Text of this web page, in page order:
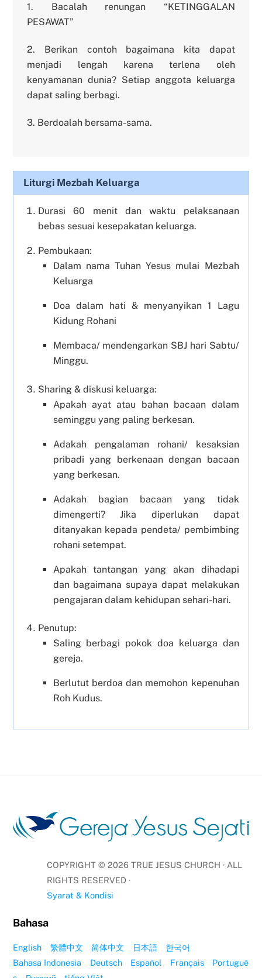
1.⁠ ⁠Bacalah renungan “KETINGGALAN
PESAWAT”
2.⁠ ⁠Berikan contoh bagaimana kita dapat
menjadi lengah karena terlena oleh
kenyamanan dunia? Setiap anggota keluarga
dapat saling berbagi.
3.⁠ ⁠Berdoalah bersama-sama.
Liturgi Mezbah Keluarga
Durasi 60 menit dan waktu pelaksanaan
bebas sesuai kesepakatan keluarga.
Pembukaan:
Dalam nama Tuhan Yesus mulai Mezbah
Keluarga
Doa dalam hati & menyanyikan 1 Lagu
Kidung Rohani
Membaca/ mendengarkan SBJ hari Sabtu/
Minggu.
Sharing & diskusi keluarga:
Apakah ayat atau bahan bacaan dalam
seminggu yang paling berkesan.
Adakah pengalaman rohani/ kesaksian
pribadi yang berkenaan dengan bacaan
yang berkesan.
Adakah bagian bacaan yang tidak
dimengerti? Jika diperlukan dapat
ditanyakan kepada pendeta/ pembimbing
rohani setempat.
Apakah tantangan yang akan dihadapi
dan bagaimana supaya dapat melakukan
pengajaran dalam kehidupan sehari-hari.
Penutup:
Saling berbagi pokok doa keluarga dan
gereja.
Berlutut berdoa dan memohon kepenuhan
Roh Kudus.
COPYRIGHT © 2026 TRUE JESUS CHURCH · ALL
RIGHTS RESERVED ·
Syarat & Kondisi
Bahasa
English 繁體中文 简体中文 日本語
한국어
Bahasa Indonesia
Deutsch Español Français
Portuguê